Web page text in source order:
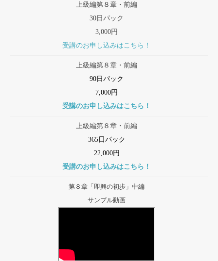
上級編第８章・前編
30日パック
3,000円
受講のお申し込みはこちら！
上級編第８章・前編
90日パック
7,000円
受講のお申し込みはこちら！
上級編第８章・前編
365日パック
22,000円
受講のお申し込みはこちら！
第８章「即興の初歩」中編
サンプル動画